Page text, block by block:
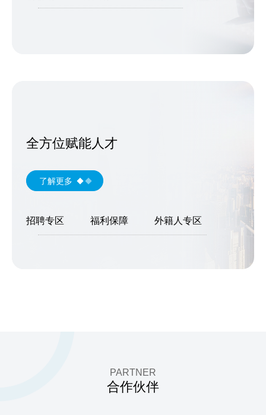
全方位赋能人才
了解更多
招聘专区 福利保障 外籍人专区
PARTNER
合作伙伴